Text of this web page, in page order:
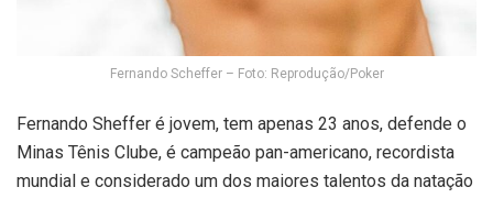
Fernando Scheffer – Foto: Reprodução/Poker
Fernando Sheffer é jovem, tem apenas 23 anos, defende o
Minas Tênis Clube, é campeão pan-americano, recordista
mundial e considerado um dos maiores talentos da natação